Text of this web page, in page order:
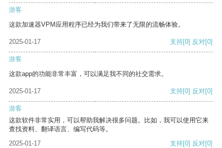
游客
这款加速器VPM应用程序已经为我们带来了无限的流畅体验。
2025-01-17 支持[0] 反对[0]
游客
这款app的功能非常丰富，可以满足我不同的社交需求。
2025-01-17 支持[0] 反对[0]
游客
这款软件非常实用，可以帮助我解决很多问题。比如，我可以使用它来
查找资料、翻译语言、编写代码等。
2025-01-17
支持[0] 反对[0]